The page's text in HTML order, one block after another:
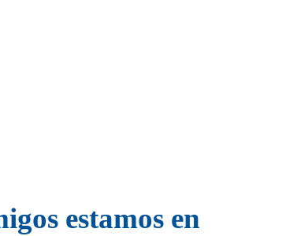
estamos en